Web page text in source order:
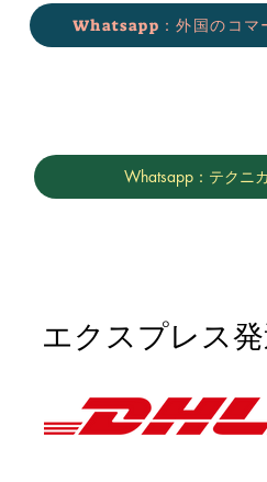
Whatsapp：外国のコマ
Whatsapp：テクニ
エクスプレス